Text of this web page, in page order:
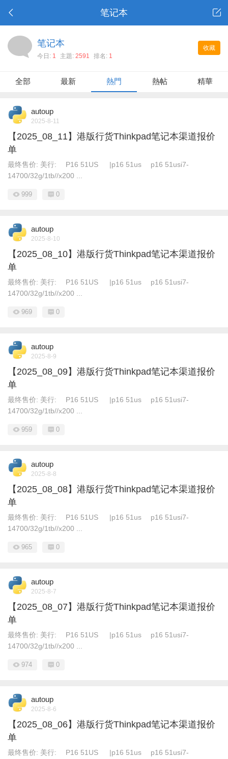
笔记本
收藏
笔记本
今日: 1 主題: 2591 排名: 1
全部 最新 熱門 熱帖 精華
autoup
2025-8-11
【2025_08_11】港版行货Thinkpad笔记本渠道报价
单
最终售价: 美行: P16 51US |p16 51us p16 51usi7-
14700/32g/1tb//x200 ...
999 0
autoup
2025-8-10
【2025_08_10】港版行货Thinkpad笔记本渠道报价
单
最终售价: 美行: P16 51US |p16 51us p16 51usi7-
14700/32g/1tb//x200 ...
969 0
autoup
2025-8-9
【2025_08_09】港版行货Thinkpad笔记本渠道报价
单
最终售价: 美行: P16 51US |p16 51us p16 51usi7-
14700/32g/1tb//x200 ...
959 0
autoup
2025-8-8
【2025_08_08】港版行货Thinkpad笔记本渠道报价
单
最终售价: 美行: P16 51US |p16 51us p16 51usi7-
14700/32g/1tb//x200 ...
965 0
autoup
2025-8-7
【2025_08_07】港版行货Thinkpad笔记本渠道报价
单
最终售价: 美行: P16 51US |p16 51us p16 51usi7-
14700/32g/1tb//x200 ...
974 0
autoup
2025-8-6
【2025_08_06】港版行货Thinkpad笔记本渠道报价
单
最终售价: 美行: P16 51US |p16 51us p16 51usi7-